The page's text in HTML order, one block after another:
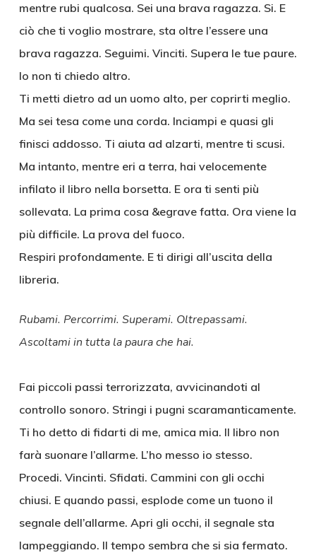
mentre rubi qualcosa. Sei una brava ragazza. Si. E
ciò che ti voglio mostrare, sta oltre l’essere una
brava ragazza. Seguimi. Vinciti. Supera le tue paure.
Io non ti chiedo altro.
Ti metti dietro ad un uomo alto, per coprirti meglio.
Ma sei tesa come una corda. Inciampi e quasi gli
finisci addosso. Ti aiuta ad alzarti, mentre ti scusi.
Ma intanto, mentre eri a terra, hai velocemente
infilato il libro nella borsetta. E ora ti senti più
sollevata. La prima cosa &egrave fatta. Ora viene la
più difficile. La prova del fuoco.
Respiri profondamente. E ti dirigi all’uscita della
libreria.
Rubami. Percorrimi. Superami. Oltrepassami.
Ascoltami in tutta la paura che hai.
Fai piccoli passi terrorizzata, avvicinandoti al
controllo sonoro. Stringi i pugni scaramanticamente.
Ti ho detto di fidarti di me, amica mia. Il libro non
farà suonare l’allarme. L’ho messo io stesso.
Procedi. Vincinti. Sfidati. Cammini con gli occhi
chiusi. E quando passi, esplode come un tuono il
segnale dell’allarme. Apri gli occhi, il segnale sta
lampeggiando. Il tempo sembra che si sia fermato.